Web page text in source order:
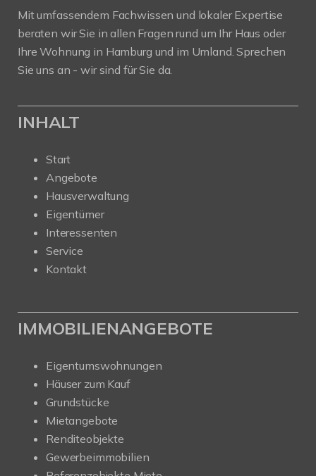
Mit umfassendem Fachwissen und lokaler Expertise
beraten wir Sie in allen Fragen rund um Ihr Haus oder
Ihre Wohnung in Hamburg und im Umland. Sprechen
Sie uns an - wir sind für Sie da.
INHALT
Start
Angebote
Hausverwaltung
Eigentümer
Interessenten
Service
Kontakt
IMMOBILIENANGEBOTE
Eigentumswohnungen
Häuser zum Kauf
Grundstücke
Mietangebote
Renditeobjekte
Gewerbeimmobilien